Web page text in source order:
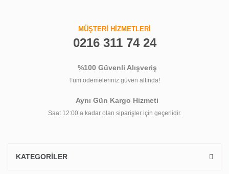
MÜŞTERİ HİZMETLERİ
0216 311 74 24
%100 Güvenli Alışveriş
Tüm ödemeleriniz güven altında!
Aynı Gün Kargo Hizmeti
Saat 12:00’a kadar olan siparişler için geçerlidir.
KATEGORİLER